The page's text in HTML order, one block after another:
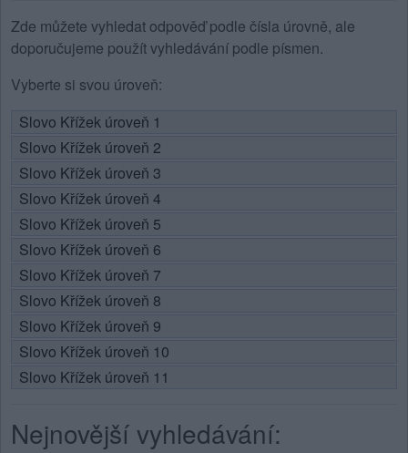
Zde můžete vyhledat odpověď podle čísla úrovně, ale
doporučujeme použít vyhledávání podle písmen.
Vyberte si svou úroveň:
Slovo Křížek úroveň 1
Slovo Křížek úroveň 2
Slovo Křížek úroveň 3
Slovo Křížek úroveň 4
Slovo Křížek úroveň 5
Slovo Křížek úroveň 6
Slovo Křížek úroveň 7
Slovo Křížek úroveň 8
Slovo Křížek úroveň 9
Slovo Křížek úroveň 10
Slovo Křížek úroveň 11
Nejnovější vyhledávání: